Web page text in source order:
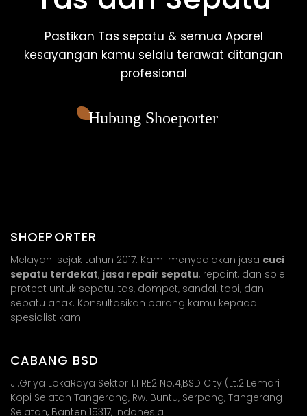
Pastikan Tas sepatu & semua Aparel
kesayangan kamu selalu terawat ditangan
profesional
Hubung Shoeporter
SHOEPORTER
Melayani sejak tahun 2017. Kami menyediakan jasa cuci
sepatu terdekat, jasa repair sepatu, repaint, dan sole
protect untuk sepatu, tas, dompet, sandal, topi, dan
sepatu anak. Konsultasikan barang kamu kepada
spesialist kami.
CABANG BSD
Jl.Griya LokaRaya Sektor 1.1 RE2 No.4,BSD City (Lt.2 Lemari
Kopi Selatan Tangerang, Rw. Buntu, Serpong, Tangerang
Selatan, Banten 15317, Indonesia